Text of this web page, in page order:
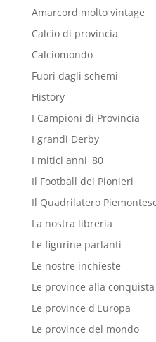
Amarcord molto vintage
Calcio di provincia
Calciomondo
Fuori dagli schemi
History
I Campioni di Provincia
I grandi Derby
I mitici anni '80
Il Football dei Pionieri
Il Quadrilatero
La nostra libreria
Le figurine parlanti
Le nostre inchieste
Le province alla
Le province d'Europa
Le province del mondo